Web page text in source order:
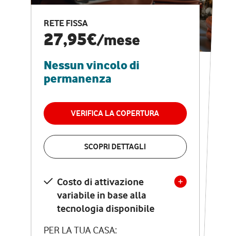
RETE FISSA
27,95€/mese
Nessun vincolo di
permanenza
VERIFICA LA COPERTURA
SCOPRI DETTAGLI
Costo di attivazione
variabile in base alla
tecnologia disponibile
PER LA TUA CASA:
CASA PRO
Internet veloce e
vantaggi speciali
RETE FISSA + VODAFONE CLUB
29,95€
permanenza
VERIFICA LA COPERTURA
Costo di attivazione
variabile in base alla
tecnologia disponibile
PER LA TUA CASA: